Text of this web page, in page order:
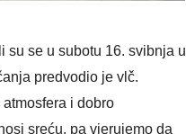
su se u subotu 16. svibnja u
predvodio je vlč.
i dobro
sreću, pa vjerujemo da